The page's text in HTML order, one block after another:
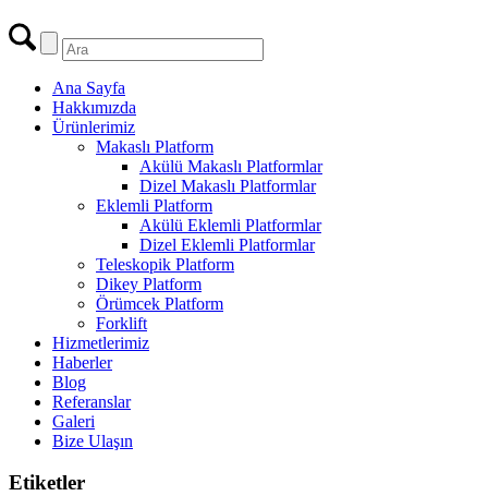
Ana Sayfa
Hakkımızda
Ürünlerimiz
Makaslı Platform
Akülü Makaslı Platformlar
Dizel Makaslı Platformlar
Eklemli Platform
Akülü Eklemli Platformlar
Dizel Eklemli Platformlar
Teleskopik Platform
Dikey Platform
Örümcek Platform
Forklift
Hizmetlerimiz
Haberler
Blog
Referanslar
Galeri
Bize Ulaşın
Etiketler